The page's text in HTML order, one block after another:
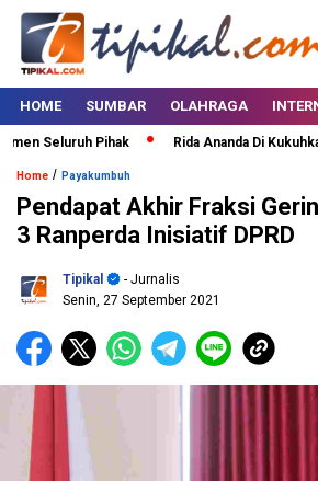
HOME SUMBAR OLAHRAGA
Seluruh Pihak Rida Ananda Di
Home / Payakumbuh
Pendapat Akhir Fraksi
3 Ranperda Inisiatif DPRD
Tipikal
- Jurnalis
Senin, 27 September 2021